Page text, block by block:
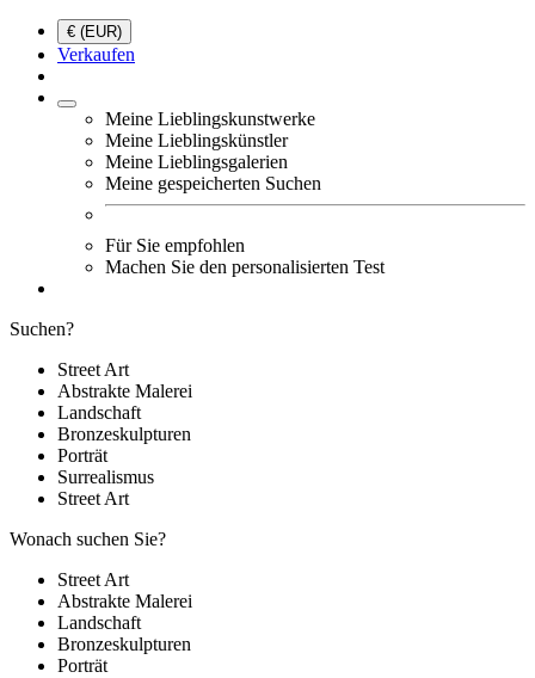
€ (EUR)
Verkaufen
Meine Lieblingskunstwerke
Meine Lieblingskünstler
Meine Lieblingsgalerien
Meine gespeicherten Suchen
Für Sie empfohlen
Machen Sie den personalisierten Test
Suchen?
Street Art
Abstrakte Malerei
Landschaft
Bronzeskulpturen
Porträt
Surrealismus
Street Art
Wonach suchen Sie?
Street Art
Abstrakte Malerei
Landschaft
Bronzeskulpturen
Porträt